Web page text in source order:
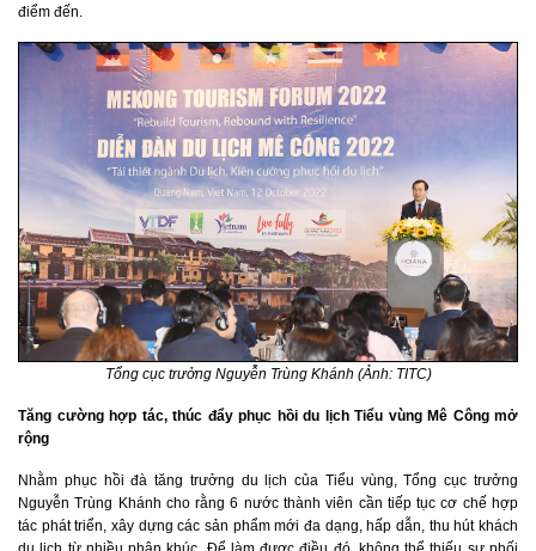
điểm đến.
Tổng cục trưởng Nguyễn Trùng Khánh (Ảnh: TITC)
Tăng cường hợp tác, thúc đẩy phục hồi du lịch Tiểu vùng Mê Công mở
rộng
Nhằm phục hồi đà tăng trưởng du lịch của Tiểu vùng, Tổng cục trưởng
Nguyễn Trùng Khánh cho rằng 6 nước thành viên cần tiếp tục cơ chế hợp
tác phát triển, xây dựng các sản phẩm mới đa dạng, hấp dẫn, thu hút khách